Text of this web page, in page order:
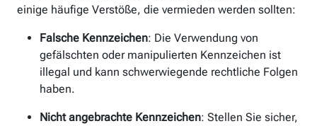
einige häufige Verstöße, die vermieden werden sollten:
Falsche Kennzeichen: Die Verwendung von
gefälschten oder manipulierten Kennzeichen ist
illegal und kann schwerwiegende rechtliche Folgen
haben.
Nicht angebrachte Kennzeichen: Stellen Sie sicher,